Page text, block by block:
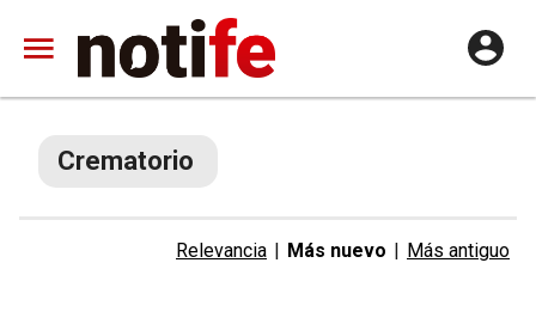
Crematorio
Relevancia | Más nuevo | Más antiguo